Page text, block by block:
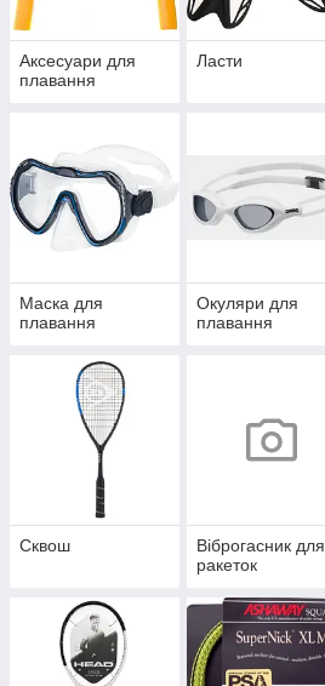
Аксесуари для
плавання
Ласти
Маска для
плавання
Окуляри для
плавання
Сквош
Віброгасник для
ракеток